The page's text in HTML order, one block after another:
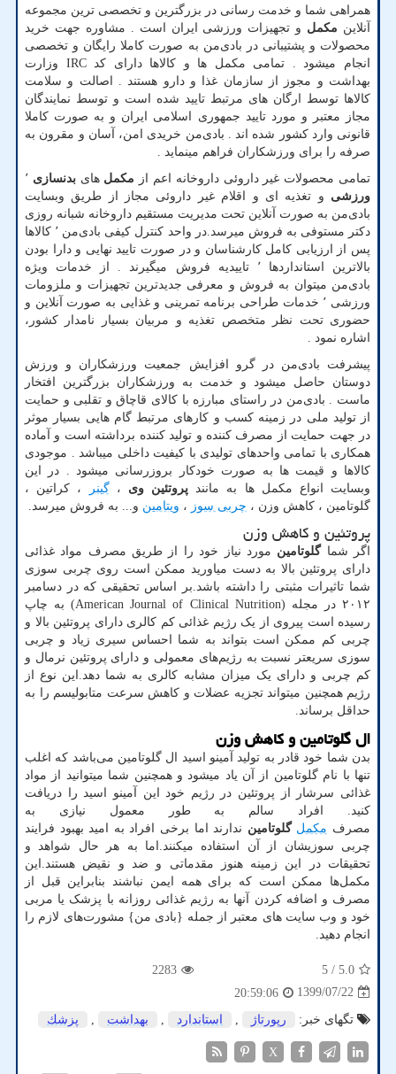
همراهی شما و خدمت رسانی در بزرگترین و تخصصی ترین مجموعه
آنلاین مکمل و تجهیزات ورزشی ایران است . مشاوره جهت خرید
محصولات و پشتیبانی در بادی‌من به صورت کاملا رایگان و تخصصی
انجام میشود . تمامی مکمل ها و کالاها دارای کد IRC وزارت
بهداشت و مجوز از سازمان غذا و دارو هستند . اصالت و سلامت
کالاها توسط ارگان های مرتبط تایید شده است و توسط نمایندگان
مجاز معتبر و مورد تایید جمهوری اسلامی ایران و به صورت کاملا
قانونی وارد کشور شده اند . بادی‌من خریدی امن، آسان و مقرون به
صرفه را برای ورزشکاران فراهم مینماید .
تمامی محصولات غیر داروئی داروخانه اعم از مکمل هایبدنسازی
ورزشی و تغذیه ای و اقلام غیر داروئی مجاز از طریق وبسایت
بادی‌من به صورت آنلاین تحت مدیریت مستقیم داروخانه شبانه روزی
دکتر مستوفی به فروش میرسد.در واحد کنترل کیفی بادی‌من ٬ کالاها
پس از ارزیابی کامل کارشناسان و در صورت تایید نهایی و دارا بودن
بالاترین استانداردها ٬ تاییدیه فروش میگیرند . از خدمات ویژه
بادی‌من میتوان به فروش و معرفی جدیدترین تجهیزات و ملزومات
ورزشی ٬ خدمات طراحی برنامه تمرینی و غذایی به صورت آنلاین و
حضوری تحت نظر متخصص تغذیه و مربیان بسیار نامدار کشور،
اشاره نمود .
پیشرفت بادی‌من در گرو افزایش جمعیت ورزشکاران و ورزش
دوستان حاصل میشود و خدمت به ورزشکاران بزرگترین افتخار
ماست . بادی‌من در راستای مبارزه با کالای قاچاق و تقلبی و حمایت
از تولید ملی در زمینه کسب و کارهای مرتبط گام هایی بسیار موثر
در جهت حمایت از مصرف کننده و تولید کننده برداشته است و آماده
همکاری با تمامی واحدهای تولیدی با کیفیت داخلی میباشد . موجودی
کالاها و قیمت ها به صورت خودکار بروزرسانی میشود . در این
وبسایت انواع مکمل ها به مانند پروتئین وی ،گینر
، کراتین ،
گلوتامین ، کاهش وزن ، چربی سوز ، ویتامین و... به فروش میرسد.
پروتئین و کاهش وزن
اگر شماگلوتامین مورد نیاز خود را از طریق مصرف مواد غذائی
دارای پروتئین بالا به دست میاورید ممکن است روی چربی‌ سوزی
شما تاثیرات مثبتی را داشته باشد.بر اساس تحقیقی که در دسامبر
۲۰۱۲ در مجله (American Journal of Clinical Nutrition) به چاپ
رسیده است پیروی از یک رژیم غذائی کم کالری دارای پروتئین بالا و
چربی‌ کم ممکن است بتواند به شما احساس سیری زیاد و چربی‌
سوزی سریعتر نسبت به رژیم‌های معمولی‌ و دارای پروتئین نرمال و
کم چربی‌ و دارای یک میزان مشابه کالری به شما دهد.این نوع از
رژیم همچنین میتواند تجزیه عضلات و کاهش سرعت متابولیسم را به
حداقل برساند.
ال‌ گلوتامین و کاهش وزن
بدن شما خود قادر به تولید آمینو اسید ال‌ گلوتامین می‌باشد که اغلب
تنها با نام گلوتامین از آن یاد میشود و همچنین شما میتوانید از مواد
غذائی سرشار از پروتئین در رژیم خود این آمینو اسید را دریافت
کنید. افراد سالم به طور معمول نیازی به
مصرف مکمل گلوتامین ندارند اما برخی‌ افراد به امید بهبود فرایند
چربی‌ سوزیشان از آن استفاده میکنند.اما به هر حال شواهد و
تحقیقات در این زمینه هنوز مقدماتی و ضد و نقیض هستند.این
مکمل‌ها ممکن است که برای همه ایمن نباشند بنابراین قبل از
مصرف و اضافه کردن آنها به رژیم غذائی روزانه با پزشک یا مربی
خود و وب سایت های معتبر از جمله {بادی من} مشورت‌های لازم را
انجام دهید.
5.0
/ 5
2283
1399/07/22
20:59:06
تگهای خبر:
رپورتاژ استاندارد بهداشت پزشك
X